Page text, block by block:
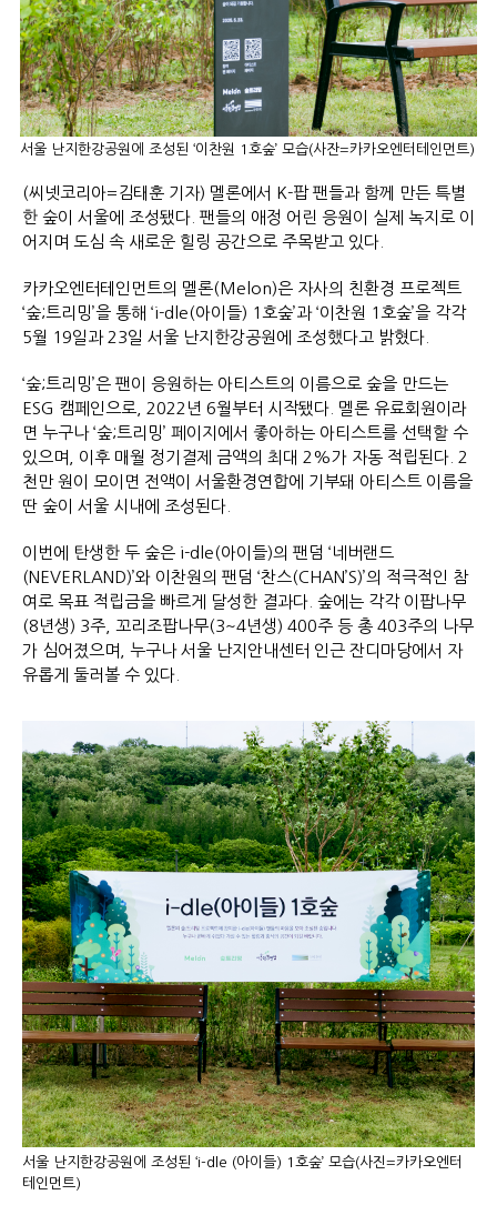
서울 난지한강공원에 조성된 ‘이찬원 1호숲’ 모습(사잔=카카오엔터테인먼트)
(씨넷코리아=김태훈 기자) 멜론에서 K-팝 팬들과 함께 만든 특별
한 숲이 서울에 조성됐다. 팬들의 애정 어린 응원이 실제 녹지로 이
어지며 도심 속 새로운 힐링 공간으로 주목받고 있다.
카카오엔터테인먼트의 멜론(Melon)은 자사의 친환경 프로젝트
‘숲;트리밍’을 통해 ‘i-dle(아이들) 1호숲’과 ‘이찬원 1호숲’을 각각
5월 19일과 23일 서울 난지한강공원에 조성했다고 밝혔다.
‘숲;트리밍’은 팬이 응원하는 아티스트의 이름으로 숲을 만드는
ESG 캠페인으로, 2022년 6월부터 시작됐다. 멜론 유료회원이라
면 누구나 ‘숲;트리밍’ 페이지에서 좋아하는 아티스트를 선택할 수
있으며, 이후 매월 정기결제 금액의 최대 2%가 자동 적립된다. 2
천만 원이 모이면 전액이 서울환경연합에 기부돼 아티스트 이름을
딴 숲이 서울 시내에 조성된다.
이번에 탄생한 두 숲은 i-dle(아이들)의 팬덤 ‘네버랜드
(NEVERLAND)’와 이찬원의 팬덤 ‘찬스(CHAN’S)’의 적극적인 참
여로 목표 적립금을 빠르게 달성한 결과다. 숲에는 각각 이팝나무
(8년생) 3주, 꼬리조팝나무(3~4년생) 400주 등 총 403주의 나무
가 심어졌으며, 누구나 서울 난지안내센터 인근 잔디마당에서 자
유롭게 둘러볼 수 있다.
서울 난지한강공원에 조성된 ‘i-dle (아이들) 1호숲’ 모습(사진=카카오엔터
테인먼트)